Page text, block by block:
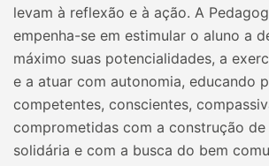
levam à reflexão e à ação. A
empenha-se em estimular o aluno a
máximo suas potencialidades, a
e a atuar com autonomia, educando
competentes, conscientes,
comprometidas com a construção
solidária e com a busca do bem